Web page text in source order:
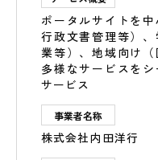
ポータルサイトを中
行政文書管理等）
業等）、地域向け
多様なサービスを
サービス
事業者名称
株式会社内田洋行